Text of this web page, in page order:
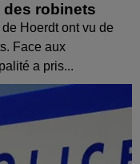
des robinets
Hoerdt ont vu de
Face aux
a pris...